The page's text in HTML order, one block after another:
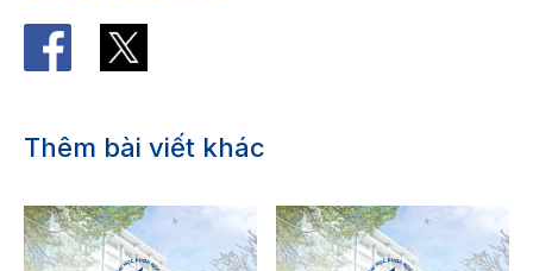
Thêm bài viết khác